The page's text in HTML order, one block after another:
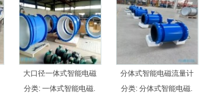
大口径一体式智能电磁
分类: 一体式智能电磁.
分体式智能电磁流量计
分类: 分体式智能电磁.